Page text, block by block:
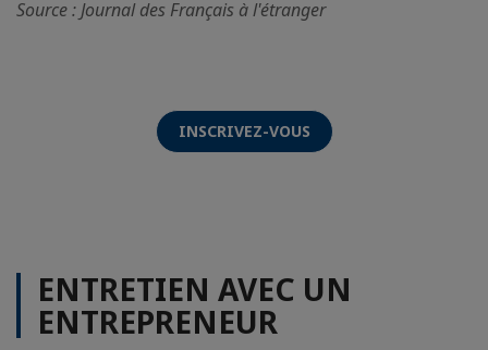
Source : Journal des Français à l'étranger
INSCRIVEZ-VOUS
ENTRETIEN AVEC UN
ENTREPRENEUR